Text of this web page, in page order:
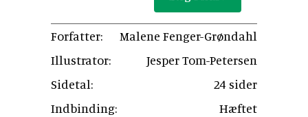
Forfatter:
Malene Fenger-Grøndahl
Illustrator:
Jesper Tom-Petersen
Sidetal:
24 sider
Indbinding:
Hæftet